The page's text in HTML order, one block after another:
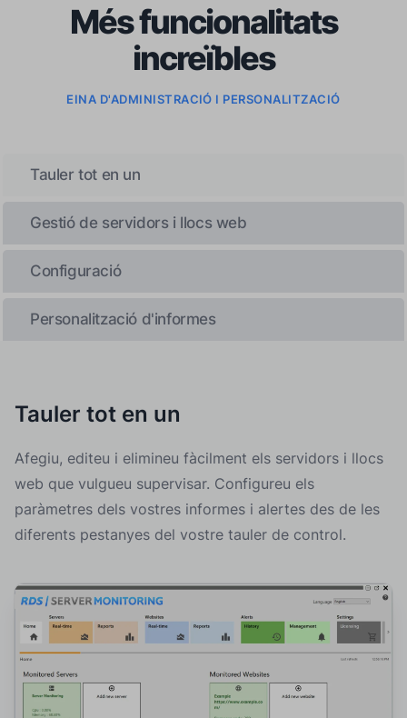
Més funcionalitats
increïbles
EINA D'ADMINISTRACIÓ I PERSONALITZACIÓ
Tauler tot en un
Gestió de servidors i llocs web
Configuració
Personalització d'informes
Tauler tot en un
Afegiu, editeu i elimineu fàcilment els servidors i llocs
web que vulgueu supervisar. Configureu els
paràmetres dels vostres informes i alertes des de les
diferents pestanyes del vostre tauler de control.